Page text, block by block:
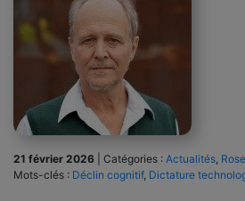
21 février 2026 Catégories : Actualités,
Mots-clés : Déclin cognitif, Dictature